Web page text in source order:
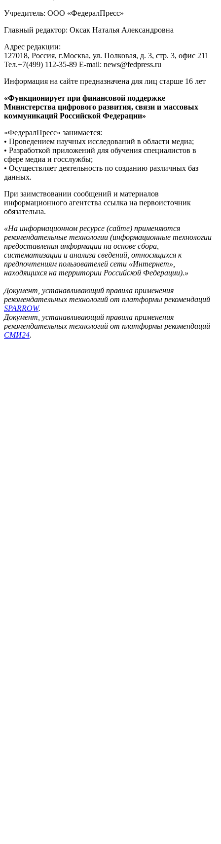
Учредитель: ООО «ФедералПресс»
Главный редактор: Оксак Наталья Александровна
Адрес редакции:
127018, Россия, г.Москва, ул. Полковая, д. 3, стр. 3, офис 211
Тел.+7(499) 112-35-89 E-mail: news@fedpress.ru
Информация на сайте предназначена для лиц старше 16 лет
«Функционирует при финансовой поддержке
Министерства цифрового развития, связи и массовых
коммуникаций Российской Федерации»
«ФедералПресс» занимается:
• Проведением научных исследований в области медиа;
• Разработкой приложений для обучения специалистов в
сфере медиа и госслужбы;
• Осуществляет деятельность по созданию различных баз
данных.
При заимствовании сообщений и материалов
информационного агентства ссылка на первоисточник
обязательна.
«На информационном ресурсе (сайте) применяются
рекомендательные технологии (информационные технологии
предоставления информации на основе сбора,
систематизации и анализа сведений, относящихся к
предпочтениям пользователей сети «Интернет»,
находящихся на территории Российской Федерации).»
Документ, устанавливающий правила применения
рекомендательных технологий от платформы рекомендаций
SPARROW.
Документ, устанавливающий правила применения
рекомендательных технологий от платформы рекомендаций
СМИ24.